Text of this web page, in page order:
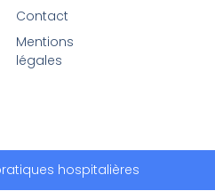
Contact
Mentions
légales
hospitalières